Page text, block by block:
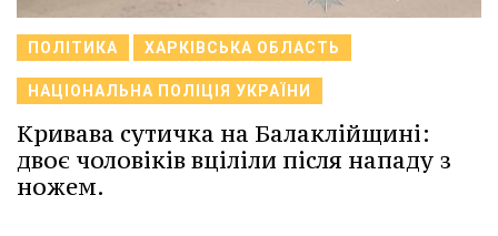
ПОЛІТИКА ХАРКІВСЬКА ОБЛАСТЬ
НАЦІОНАЛЬНА ПОЛІЦІЯ УКРАЇНИ
Кривава сутичка на Балаклійщині:
двоє чоловіків вціліли після нападу з
ножем.